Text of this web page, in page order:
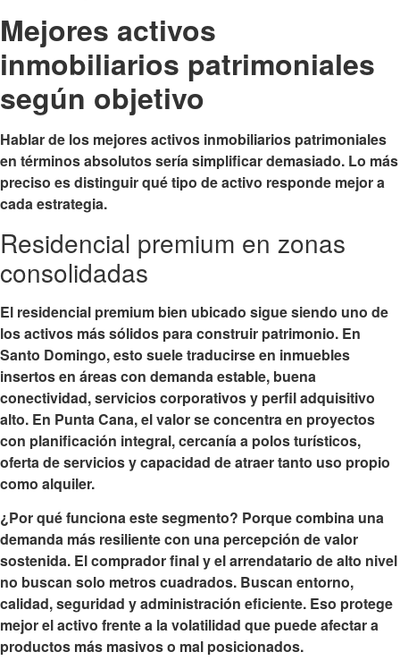
Mejores activos
inmobiliarios patrimoniales
según objetivo
Hablar de los mejores activos inmobiliarios patrimoniales
en términos absolutos sería simplificar demasiado. Lo más
preciso es distinguir qué tipo de activo responde mejor a
cada estrategia.
Residencial premium en zonas
consolidadas
El residencial premium bien ubicado sigue siendo uno de
los activos más sólidos para construir patrimonio. En
Santo Domingo, esto suele traducirse en inmuebles
insertos en áreas con demanda estable, buena
conectividad, servicios corporativos y perfil adquisitivo
alto. En Punta Cana, el valor se concentra en proyectos
con planificación integral, cercanía a polos turísticos,
oferta de servicios y capacidad de atraer tanto uso propio
como alquiler.
¿Por qué funciona este segmento? Porque combina una
demanda más resiliente con una percepción de valor
sostenida. El comprador final y el arrendatario de alto nivel
no buscan solo metros cuadrados. Buscan entorno,
calidad, seguridad y administración eficiente. Eso protege
mejor el activo frente a la volatilidad que puede afectar a
productos más masivos o mal posicionados.